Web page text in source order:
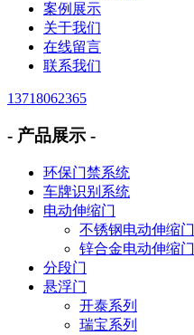
案例展示
关于我们
在线留言
联系我们
13718062365
- 产品展示 -
环保门禁系统
车牌识别系统
电动伸缩门
不锈钢电动伸缩门
锌合金电动伸缩门
分段门
悬浮门
开泰系列
瑞宝系列